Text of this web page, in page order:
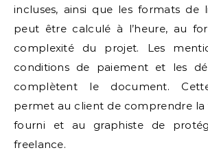
incluses, ainsi que les formats de
peut être calculé à l’heure, au
complexité du projet. Les
conditions de paiement et les
complètent le document.
permet au client de comprendre la
fourni et au graphiste de
freelance.